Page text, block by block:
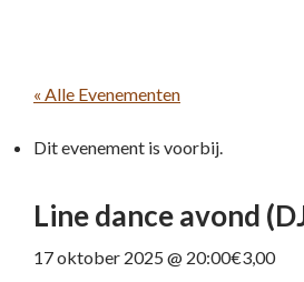
« Alle Evenementen
Dit evenement is voorbij.
Line dance avond
17 oktober 2025 @ 20:00€3,00